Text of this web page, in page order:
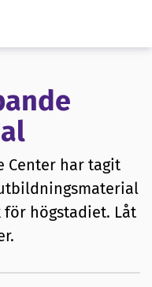
Center har tagit
högstadiet. Låt